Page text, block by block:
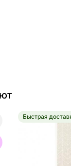
см
Ковер
Быстрая